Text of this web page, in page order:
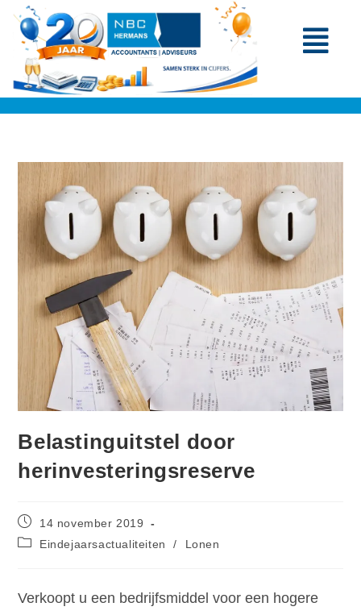
Belastinguitstel door
herinvesteringsreserve
14 november 2019
Eindejaarsactualiteiten
/ Lonen
Verkoopt u een bedrijfsmiddel voor een hogere